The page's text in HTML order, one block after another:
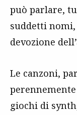
può parlare,
suddetti
devozione
Le canzoni,
giochi di